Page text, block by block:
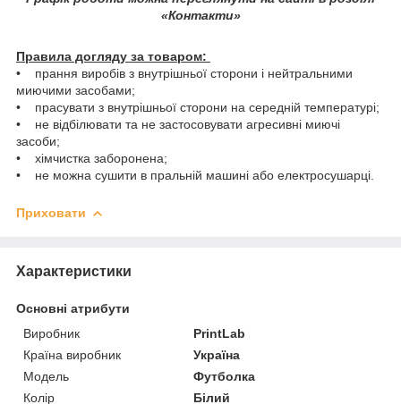
«Контакти»
Правила догляду за товаром:
• прання виробів з внутрішньої сторони і нейтральними
миючими засобами;
• прасувати з внутрішньої сторони на середній температурі;
• не відбілювати та не застосовувати агресивні миючі
засоби;
• хімчистка заборонена;
• не можна сушити в пральній машині або електросушарці.
Приховати
Характеристики
Основні атрибути
Виробник
PrintLab
Країна виробник
Україна
Модель
Футболка
Колір
Білий